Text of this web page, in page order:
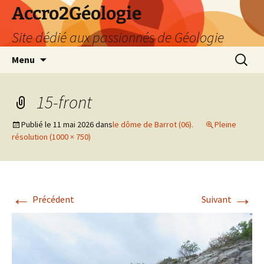
Accro2Géologie
Site dédié aux passionnés de Géologie
Menu
15-front
Publié le 11 mai 2026dansle dôme de Barrot (06).
Pleine
résolution (1000 × 750)
← Précédent Suivant →